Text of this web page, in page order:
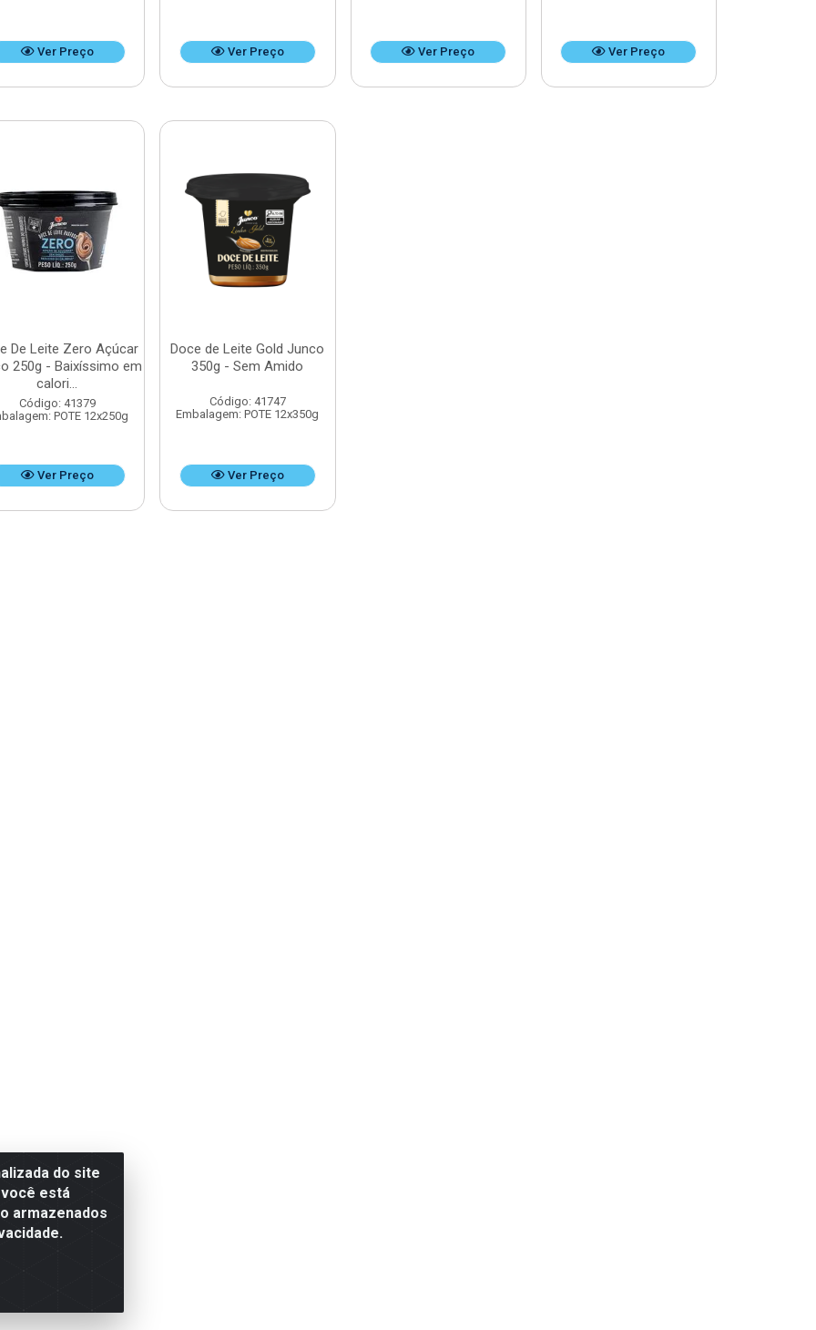
Ver Preço Ver Preço Ver Preço Ver Preço
De Leite Zero Açúcar
250g - Baixíssimo em
calori...
Código: 41379
POTE 12x250g
Ver Preço
Doce de Leite Gold Junco
350g - Sem Amido
Código: 41747
Embalagem: POTE 12x350g
Ver Preço
do site
está
armazenados